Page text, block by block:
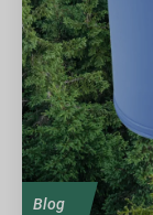
Blog